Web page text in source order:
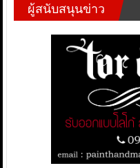
ผู้สนับสนุนข่าว